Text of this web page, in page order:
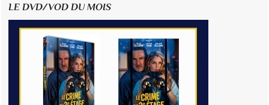
LE DVD/VOD DU MOIS